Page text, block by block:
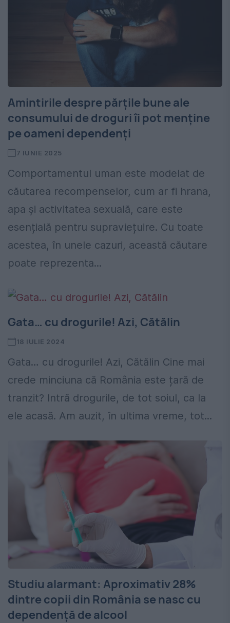
Amintirile despre părțile bune ale
consumului de droguri îi pot menține
pe oameni dependenți
7 IUNIE 2025
Comportamentul uman este modelat de
căutarea recompenselor, cum ar fi hrana,
apa și activitatea sexuală, care este
esențială pentru supraviețuire. Cu toate
acestea, în unele cazuri, această căutare
poate reprezenta...
Gata… cu drogurile! Azi, Cătălin
18 IULIE 2024
Gata… cu drogurile! Azi, Cătălin Cine mai
crede minciuna că România este țară de
tranzit? Intră drogurile, de tot soiul, ca la
ele acasă. Am auzit, în ultima vreme, tot...
Studiu alarmant: Aproximativ 28%
dintre copii din România se nasc cu
dependență de alcool